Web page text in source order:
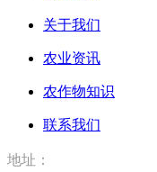
关于我们
农业资讯
农作物知识
联系我们
地址：